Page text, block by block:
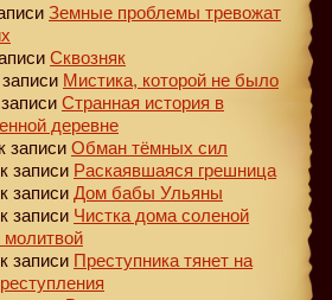
Земные проблемы тревожат
Сквозняк
записи Мистика, которой не было
Странная история в
деревне
к записи Обман тёмных сил
к записи Раскаявшаяся грешница
к записи Дом бабы Ульяны
к записи Чистка дома соленой
молитвой
к записи Преступника тянет на